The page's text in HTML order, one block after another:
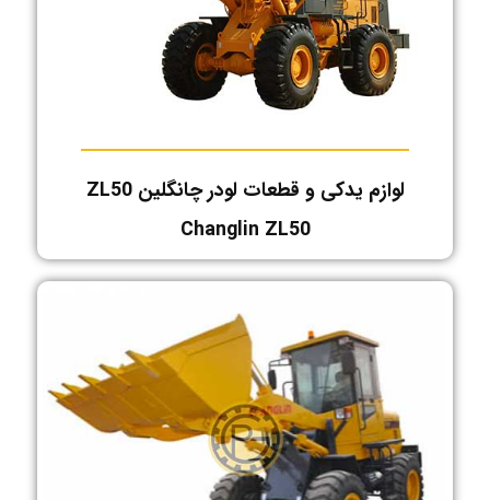
لوازم یدکی و قطعات لودر چانگلین ZL50
Changlin ZL50